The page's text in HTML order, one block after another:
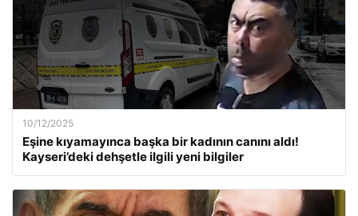
10/12/2025
Eşine kıyamayınca başka bir kadının canını aldı!
Kayseri’deki dehşetle ilgili yeni bilgiler